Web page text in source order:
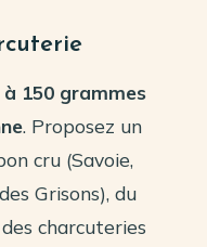
à 150 grammes
. Proposez un
cru (Savoie,
Grisons), du
charcuteries